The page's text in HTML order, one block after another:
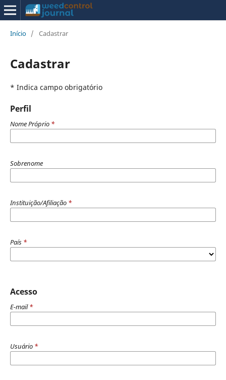
Início / Cadastrar
Cadastrar
* Indica campo obrigatório
Perfil
Nome Próprio *
Sobrenome
Instituição/Afiliação *
País *
Acesso
E-mail*
Usuário *